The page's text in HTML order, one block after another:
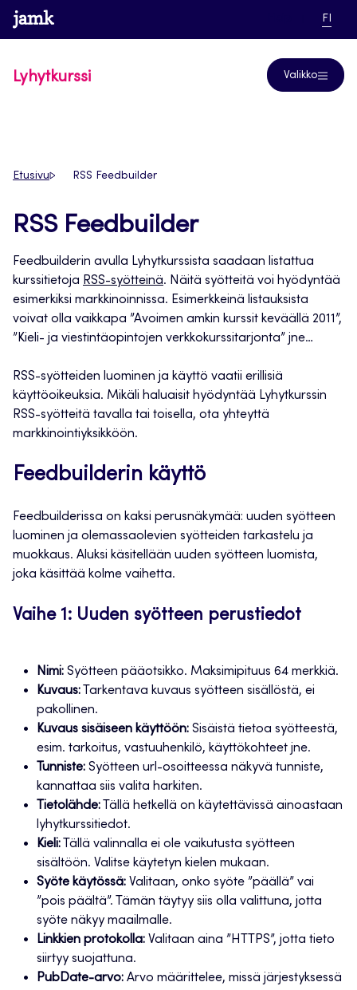
Siirry
suoraan
www.jamk.fi linkkiFI
Lyhytkurssi Valikko
Etusivu RSS Feedbuilder
RSS Feedbuilder
Feedbuilderin avulla Lyhytkurssista saadaan listattua
kurssitietoja RSS-syötteinä. Näitä syötteitä voi hyödyntää
esimerkiksi markkinoinnissa. Esimerkkeinä listauksista
voivat olla vaikkapa ”Avoimen amkin kurssit keväällä 2011”,
”Kieli- ja viestintäopintojen verkkokurssitarjonta” jne…
RSS-syötteiden luominen ja käyttö vaatii erillisiä
käyttöoikeuksia. Mikäli haluaisit hyödyntää Lyhytkurssin
RSS-syötteitä tavalla tai toisella, ota yhteyttä
markkinointiyksikköön.
Feedbuilderin käyttö
Feedbuilderissa on kaksi perusnäkymää: uuden syötteen
luominen ja olemassaolevien syötteiden tarkastelu ja
muokkaus. Aluksi käsitellään uuden syötteen luomista,
joka käsittää kolme vaihetta.
Vaihe 1: Uuden syötteen perustiedot
Nimi: Syötteen pääotsikko. Maksimipituus 64 merkkiä.
Kuvaus: Tarkentava kuvaus syötteen sisällöstä, ei
pakollinen.
Kuvaus sisäiseen käyttöön: Sisäistä tietoa syötteestä,
esim. tarkoitus, vastuuhenkilö, käyttökohteet jne.
Tunniste: Syötteen url-osoitteessa näkyvä tunniste,
kannattaa siis valita harkiten.
Tietolähde: Tällä hetkellä on käytettävissä ainoastaan
lyhytkurssitiedot.
Kieli: Tällä valinnalla ei ole vaikutusta syötteen
sisältöön. Valitse käytetyn kielen mukaan.
Syöte käytössä: Valitaan, onko syöte ”päällä” vai
”pois päältä”. Tämän täytyy siis olla valittuna, jotta
syöte näkyy maailmalle.
Linkkien protokolla: Valitaan aina ”HTTPS”, jotta tieto
siirtyy suojattuna.
PubDate-arvo: Arvo määrittelee, missä järjestyksessä